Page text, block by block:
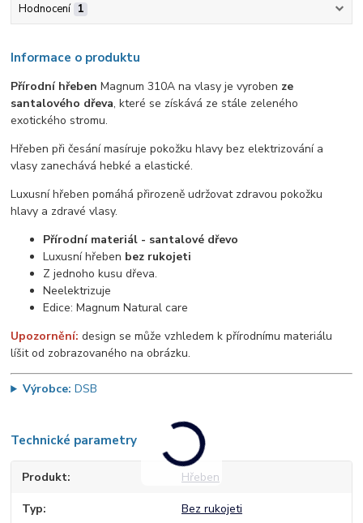
Hodnocení 1
Informace o produktu
Přírodní hřeben Magnum 310A na vlasy je vyroben ze
santalového dřeva, které se získává ze stále zeleného
exotického stromu.
Hřeben při česání masíruje pokožku hlavy bez elektrizování a
vlasy zanechává hebké a elastické.
Luxusní hřeben pomáhá přirozeně udržovat zdravou pokožku
hlavy a zdravé vlasy.
Přírodní materiál - santalové dřevo
Luxusní hřeben bez rukojeti
Z jednoho kusu dřeva.
Neelektrizuje
Edice: Magnum Natural care
Upozornění: design se může vzhledem k přírodnímu materiálu
líšit od zobrazovaného na obrázku.
Výrobce: DSB
Technické parametry
Produkt Hřeben
Typ Bez rukojeti